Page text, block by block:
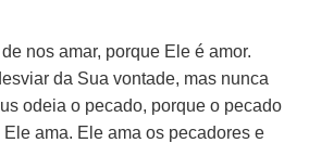
nos amar, porque Ele é amor.
da Sua vontade, mas nunca
odeia o pecado, porque o pecado
ama. Ele ama os pecadores e